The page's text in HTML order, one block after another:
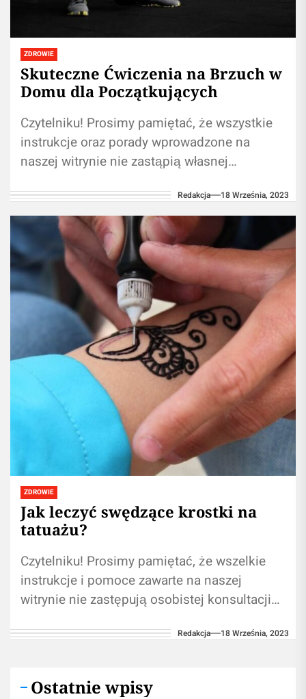
ZDROWIE
Skuteczne Ćwiczenia na Brzuch w
Domu dla Początkujących
Czytelniku! Prosimy pamiętać, że wszystkie
instrukcje oraz porady wprowadzone na
naszej witrynie nie zastąpią własnej
Używanie informacji zawartych na naszym
blogu w...
Redakcja 18 Września, 2023
ZDROWIE
Jak leczyć swędzące krostki na
tatuażu?
Czytelniku! Prosimy pamiętać, że wszelkie
instrukcje i pomoce zawarte na naszej
witrynie nie zastępują osobistej konsultacji
umieszczonych na naszym blogu w...
Redakcja 18 Września, 2023
Ostatnie wpisy